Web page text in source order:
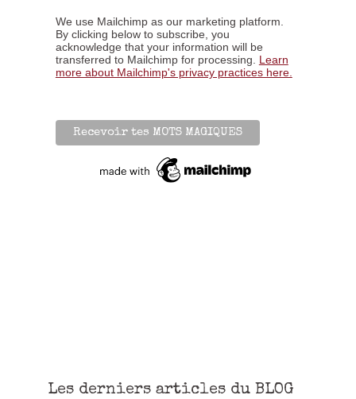
We use Mailchimp as our marketing platform.
By clicking below to subscribe, you
acknowledge that your information will be
transferred to Mailchimp for processing. Learn
more about Mailchimp's privacy practices here.
Les derniers articles du BLOG